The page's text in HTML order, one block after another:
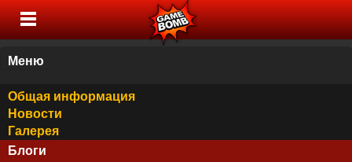
Меню
Общая информация
Новости
Галерея
Блоги